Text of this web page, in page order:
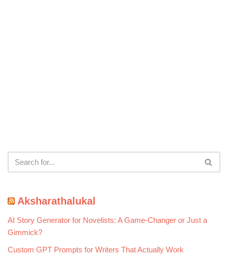
Aksharathalukal
AI Story Generator for Novelists: A Game-Changer or Just a
Gimmick?
Custom GPT Prompts for Writers That Actually Work